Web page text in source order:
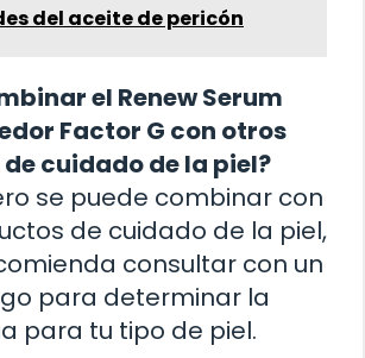
del aceite de pericón
el Renew Serum
Factor G con otros
cuidado de la piel?
se puede combinar con
de cuidado de la piel,
consultar con un
para determinar la
para tu tipo de piel.